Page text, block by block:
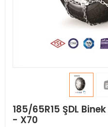
185/65R15 ŞDL
- X70